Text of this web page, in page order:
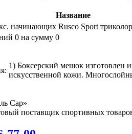
Название
начинающих Rusco Sport
0 на сумму 0
1) Боксерский мешок изготовлен
искусственной кожи.
Сар»
поставщик спортивных